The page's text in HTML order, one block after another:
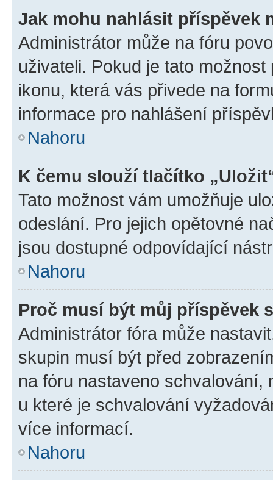
Jak mohu nahlásit příspěvek
Administrátor může na fóru
uživateli. Pokud je tato
ikonu, která vás přivede na
informace pro nahlášení
Nahoru
K čemu slouží tlačítko
Tato možnost vám umožňuje
odeslání. Pro jejich opětovné
jsou dostupné odpovídající
Nahoru
Proč musí být můj příspěvek
Administrátor fóra může
skupin musí být před
na fóru nastaveno schvalování,
u které je schvalování
více informací.
Nahoru